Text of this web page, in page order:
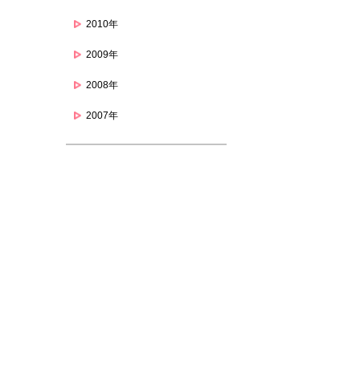
2010年
2009年
2008年
2007年